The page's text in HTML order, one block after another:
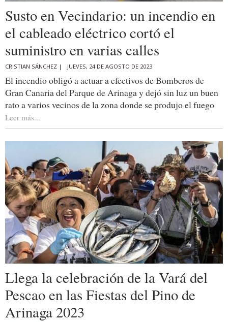
Susto en Vecindario: un incendio en
el cableado eléctrico cortó el
suministro en varias calles
CRISTIAN SÁNCHEZ | JUEVES, 24 DE AGOSTO DE 2023
El incendio obligó a actuar a efectivos de Bomberos de
Gran Canaria del Parque de Arinaga y dejó sin luz un buen
rato a varios vecinos de la zona donde se produjo el fuego
Leer más...
Llega la celebración de la Vará del
Pescao en las Fiestas del Pino de
Arinaga 2023